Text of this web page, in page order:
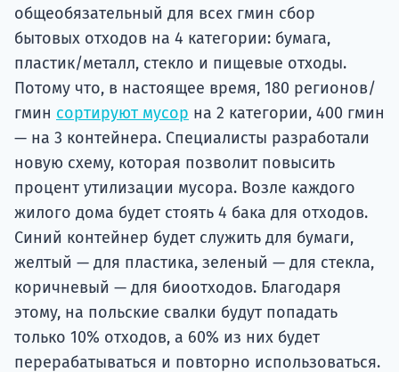
общеобязательный для всех гмин сбор
бытовых отходов на 4 категории: бумага,
пластик/металл, стекло и пищевые отходы.
Потому что, в настоящее время, 180 регионов/
гмин сортируют мусор на 2 категории, 400 гмин
— на 3 контейнера. Специалисты разработали
новую схему, которая позволит повысить
процент утилизации мусора. Возле каждого
жилого дома будет стоять 4 бака для отходов.
Синий контейнер будет служить для бумаги,
желтый — для пластика, зеленый — для стекла,
коричневый — для биоотходов. Благодаря
этому, на польские свалки будут попадать
только 10% отходов, а 60% из них будет
перерабатываться и повторно использоваться.